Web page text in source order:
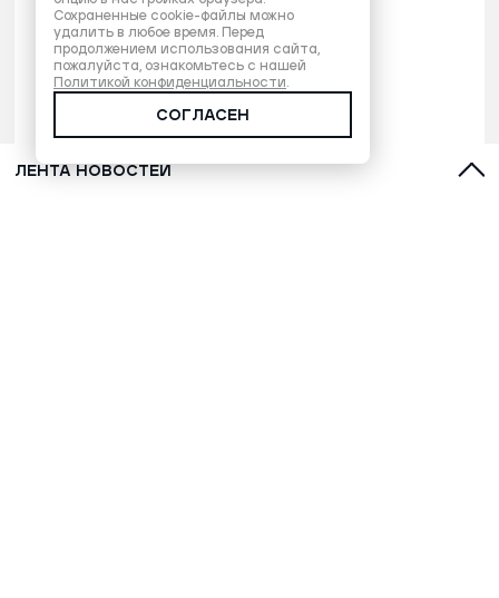
ЛЕНТА НОВОСТЕЙ
Сохраненные cookie-файлы можно
удалить в любое время. Перед
продолжением использования сайта,
пожалуйста, ознакомьтесь с нашей
Политикой конфиденциальности.
СОГЛАСЕН